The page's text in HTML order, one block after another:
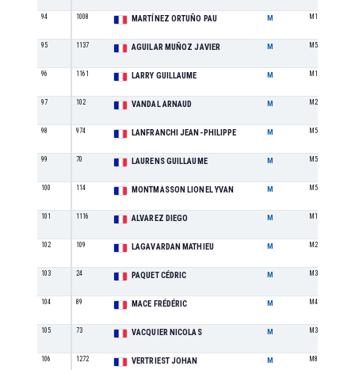
94 1008 MARTÍNEZ ORTUÑO PAU M M1
95 1137 AGUILAR MUÑOZ JAVIER M M5
96 1161 LARRY GUILLAUME M M1
97 102 VANDAL ARNAUD M M2
98 974 LANFRANCHI JEAN-PHILIPPE M M5
99 70 LAURENS GUILLAUME M M5
100 114 MONTMASSON LIONEL YVAN M M5
101 1116 ALVAREZ DIEGO M M1
102 109 LAGAVARDAN MATHIEU M M2
103 24 PAQUET CÉDRIC M M3
104 89 MACE FRÉDÉRIC M M4
105 73 VACQUIER NICOLAS M M3
106 1272 VERTRIEST JOHAN M M8